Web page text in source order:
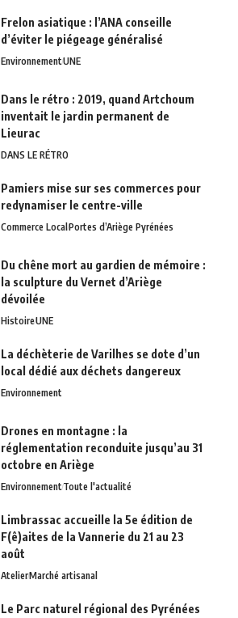
Frelon asiatique : l’ANA conseille
d’éviter le piégeage généralisé
EnvironnementUNE
Dans le rétro : 2019, quand Artchoum
inventait le jardin permanent de
Lieurac
DANS LE RÉTRO
Pamiers mise sur ses commerces pour
redynamiser le centre-ville
Commerce LocalPortes d’Ariège Pyrénées
Du chêne mort au gardien de mémoire :
la sculpture du Vernet d’Ariège
dévoilée
HistoireUNE
La déchèterie de Varilhes se dote d’un
local dédié aux déchets dangereux
Environnement
Drones en montagne : la
réglementation reconduite jusqu’au 31
octobre en Ariège
EnvironnementToute l'actualité
Limbrassac accueille la 5e édition de
F(ê)aites de la Vannerie du 21 au 23
août
AtelierMarché artisanal
Le Parc naturel régional des Pyrénées